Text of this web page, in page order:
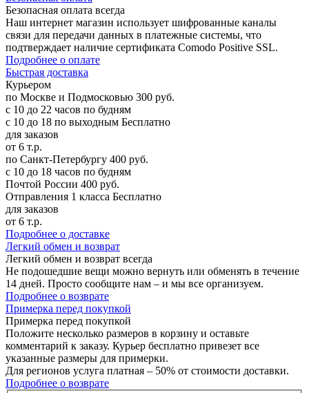
Безопасная оплата всегда
Наш интернет магазин использует шифрованные каналы
связи для передачи данных в платежные системы, что
подтверждает наличие сертификата Comodo Positive SSL.
Подробнее о оплате
Быстрая доставка
Курьером
по Москве и Подмосковью 300 руб.
с 10 до 22 часов по будням
с 10 до 18 по выходным Бесплатно
для заказов
от 6 т.р.
по Санкт-Петербургу 400 руб.
с 10 до 18 часов по будням
Почтой России 400 руб.
Отправления 1 класса Бесплатно
для заказов
от 6 т.р.
Подробнее о доставке
Легкий обмен и возврат
Легкий обмен и возврат всегда
Не подошедшие вещи можно вернуть или обменять в течение
14 дней. Просто сообщите нам – и мы все организуем.
Подробнее о возврате
Примерка перед покупкой
Примерка перед покупкой
Положите несколько размеров в корзину и оставьте
комментарий к заказу. Курьер бесплатно привезет все
указанные размеры для примерки.
Для регионов услуга платная – 50% от стоимости доставки.
Подробнее о возврате